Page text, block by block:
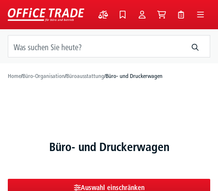
springen
Home/Büro-Organisation/Büroausstattung/Büro- und Druckerwagen
Büro- und Druckerwagen
Auswahl einschränken